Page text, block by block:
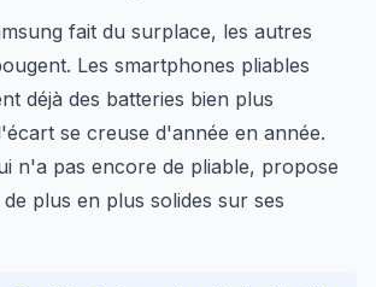
fait du surplace, les autres
Les smartphones pliables
déjà des batteries bien plus
se creuse d'année en année.
n'a pas encore de pliable, propose
plus en plus solides sur ses